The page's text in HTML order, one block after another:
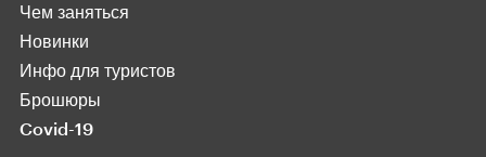
Чем заняться
Новинки
Инфо для туристов
Брошюры
Covid-19